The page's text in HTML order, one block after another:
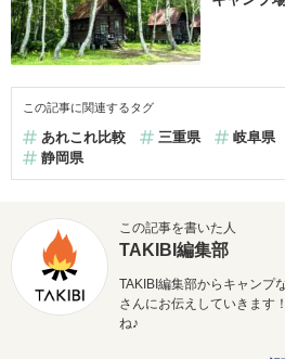
この記事に関連するタグ
あれこれ比較 三重県 岐阜県
静岡県
この記事を書いた人
TAKIBI編集部
TAKIBI編集部からキャンプ
さんにお伝えしていきます
ね♪